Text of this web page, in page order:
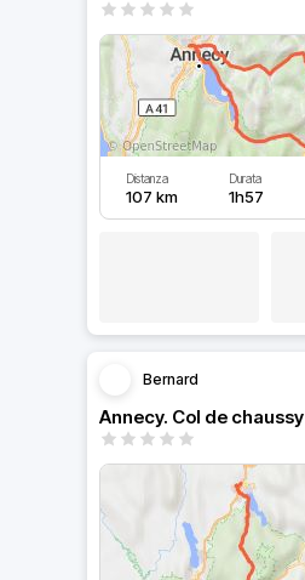
Distanza
107 km
Durata
1h57
Bernard
Annecy. Col de chaussy